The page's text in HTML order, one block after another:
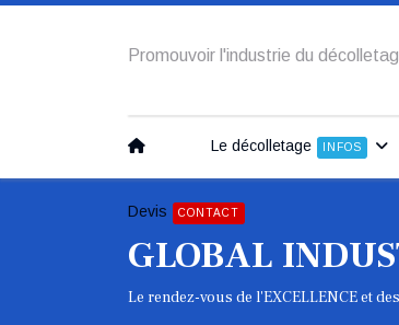
Promouvoir l'industrie du
Le décolletage INFOS
Devis CONTACT
GLOBAL
Le rendez-vous de l'EXCELLENCE et